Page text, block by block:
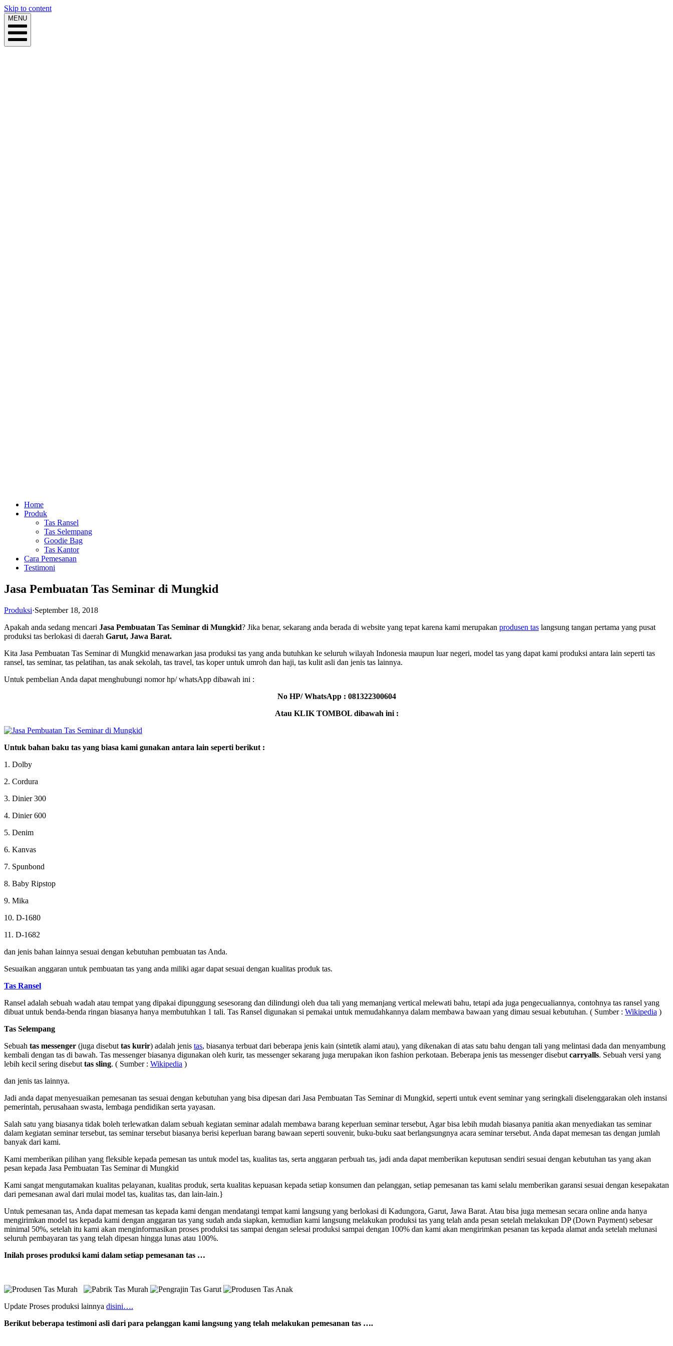
Skip to content
MENU
Home
Produk
Tas Ransel
Tas Selempang
Goodie Bag
Tas Kantor
Cara Pemesanan
Testimoni
Jasa Pembuatan Tas Seminar di Mungkid
Produksi·September 18, 2018
Apakah anda sedang mencari Jasa Pembuatan Tas Seminar di Mungkid? Jika benar, sekarang anda berada di website yang tepat karena kami merupakan produsen tas langsung tangan pertama yang pusat
produksi tas berlokasi di daerah Garut, Jawa Barat.
Kita Jasa Pembuatan Tas Seminar di Mungkid menawarkan jasa produksi tas yang anda butuhkan ke seluruh wilayah Indonesia maupun luar negeri, model tas yang dapat kami produksi antara lain seperti tas
ransel, tas seminar, tas pelatihan, tas anak sekolah, tas travel, tas koper untuk umroh dan haji, tas kulit asli dan jenis tas lainnya.
Untuk pembelian Anda dapat menghubungi nomor hp/ whatsApp dibawah ini :
No HP/ WhatsApp : 081322300604
Atau KLIK TOMBOL dibawah ini :
Untuk bahan baku tas yang biasa kami gunakan antara lain seperti berikut :
1. Dolby
2. Cordura
3. Dinier 300
4. Dinier 600
5. Denim
6. Kanvas
7. Spunbond
8. Baby Ripstop
9. Mika
10. D-1680
11. D-1682
dan jenis bahan lainnya sesuai dengan kebutuhan pembuatan tas Anda.
Sesuaikan anggaran untuk pembuatan tas yang anda miliki agar dapat sesuai dengan kualitas produk tas.
Tas Ransel
Ransel adalah sebuah wadah atau tempat yang dipakai dipunggung sesesorang dan dilindungi oleh dua tali yang memanjang vertical melewati bahu, tetapi ada juga pengecualiannya, contohnya tas ransel yang
dibuat untuk benda-benda ringan biasanya hanya membutuhkan 1 tali. Tas Ransel digunakan si pemakai untuk memudahkannya dalam membawa bawaan yang dimau sesuai kebutuhan. ( Sumber : Wikipedia )
Tas Selempang
Sebuah tas messenger (juga disebut tas kurir) adalah jenis tas, biasanya terbuat dari beberapa jenis kain (sintetik alami atau), yang dikenakan di atas satu bahu dengan tali yang melintasi dada dan menyambung
kembali dengan tas di bawah. Tas messenger biasanya digunakan oleh kurir, tas messenger sekarang juga merupakan ikon fashion perkotaan. Beberapa jenis tas messenger disebut carryalls. Sebuah versi yang
lebih kecil sering disebut tas sling. ( Sumber : Wikipedia )
dan jenis tas lainnya.
Jadi anda dapat menyesuaikan pemesanan tas sesuai dengan kebutuhan yang bisa dipesan dari Jasa Pembuatan Tas Seminar di Mungkid, seperti untuk event seminar yang seringkali diselenggarakan oleh instansi
pemerintah, perusahaan swasta, lembaga pendidikan serta yayasan.
Salah satu yang biasanya tidak boleh terlewatkan dalam sebuah kegiatan seminar adalah membawa barang keperluan seminar tersebut, Agar bisa lebih mudah biasanya panitia akan menyediakan tas seminar
dalam kegiatan seminar tersebut, tas seminar tersebut biasanya berisi keperluan barang bawaan seperti souvenir, buku-buku saat berlangsungnya acara seminar tersebut. Anda dapat memesan tas dengan jumlah
banyak dari kami.
Kami memberikan pilihan yang fleksible kepada pemesan tas untuk model tas, kualitas tas, serta anggaran perbuah tas, jadi anda dapat memberikan keputusan sendiri sesuai dengan kebutuhan tas yang akan
pesan kepada Jasa Pembuatan Tas Seminar di Mungkid
Kami sangat mengutamakan kualitas pelayanan, kualitas produk, serta kualitas kepuasan kepada setiap konsumen dan pelanggan, setiap pemesanan tas kami selalu memberikan garansi sesuai dengan kesepakatan
dari pemesanan awal dari mulai model tas, kualitas tas, dan lain-lain.}
Untuk pemesanan tas, Anda dapat memesan tas kepada kami dengan mendatangi tempat kami langsung yang berlokasi di Kadungora, Garut, Jawa Barat. Atau bisa juga memesan secara online anda hanya
mengirimkan model tas kepada kami dengan anggaran tas yang sudah anda siapkan, kemudian kami langsung melakukan produksi tas yang telah anda pesan setelah melakukan DP (Down Payment) sebesar
minimal 50%, setelah itu kami akan menginformasikan proses produksi tas sampai dengan selesai produksi sampai dengan 100% dan kami akan mengirimkan pesanan tas kepada alamat anda setelah melunasi
seluruh pembayaran tas yang telah dipesan hingga lunas atau 100%.
Inilah proses produksi kami dalam setiap pemesanan tas …
Update Proses produksi lainnya disini….
Berikut beberapa testimoni asli dari para pelanggan kami langsung yang telah melakukan pemesanan tas ….